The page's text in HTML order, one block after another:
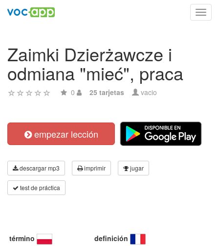
Zaimki Dzierżawcze i
odmiana "mieć", praca
0 25 tarjetas vacio
empezar lección
descargar mp3 imprimir jugar
test de práctica
término definición